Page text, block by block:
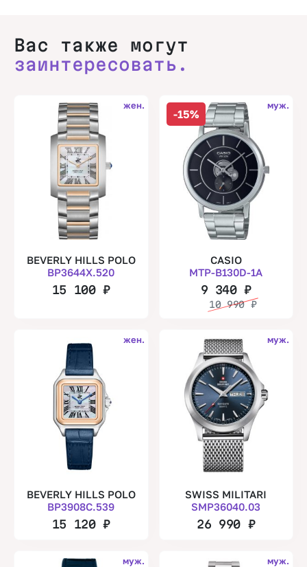
Вас также могут
заинтересовать.
жен.
BEVERLY HILLS POLO
BP3644X.520
15 100₽
-15%
муж.
CASIO
MTP-B130D-1A
9 340₽
10 990₽
жен.
BEVERLY HILLS POLO
BP3908C.539
15 120₽
муж.
SWISS MILITARI
SMP36040.03
26 990 ₽
муж. муж.